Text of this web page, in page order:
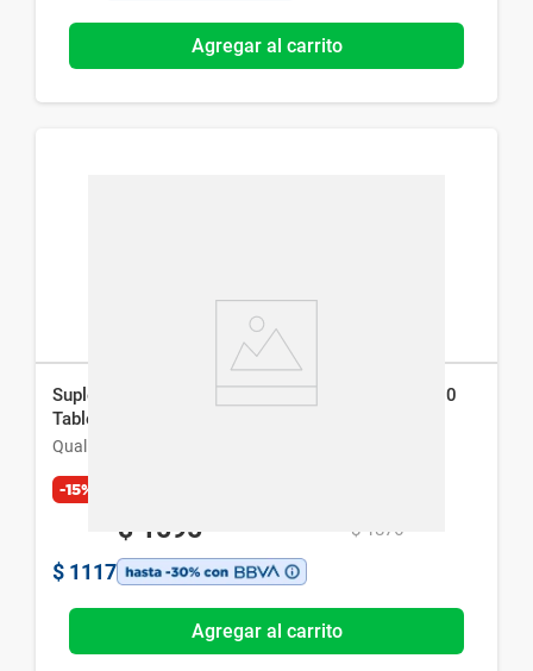
Agregar al carrito
Suplemento Dietario B-Complex Vit C + Zinc x 100
Tabletas
Qualivits
-15%
$ 1595 $ 1876
$ 1117
Agregar al carrito